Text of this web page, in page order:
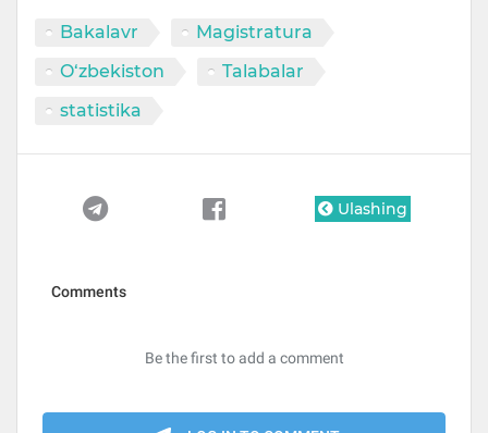
Bakalavr
Magistratura
O‘zbekiston
Talabalar
statistika
Ulashing